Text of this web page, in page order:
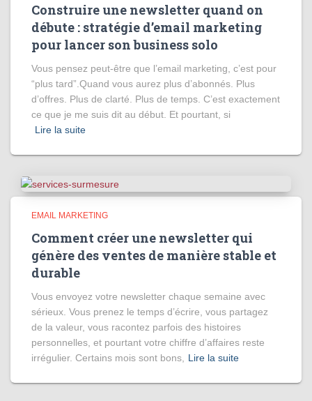
Construire une newsletter quand on
débute : stratégie d’email marketing
pour lancer son business solo
Vous pensez peut-être que l’email marketing, c’est pour
“plus tard”.Quand vous aurez plus d’abonnés. Plus
d’offres. Plus de clarté. Plus de temps. C’est exactement
ce que je me suis dit au début. Et pourtant, si
Lire la suite
EMAIL MARKETING
Comment créer une newsletter qui
génère des ventes de manière stable et
durable
Vous envoyez votre newsletter chaque semaine avec
sérieux. Vous prenez le temps d’écrire, vous partagez
de la valeur, vous racontez parfois des histoires
personnelles, et pourtant votre chiffre d’affaires reste
irrégulier. Certains mois sont bons,
Lire la suite